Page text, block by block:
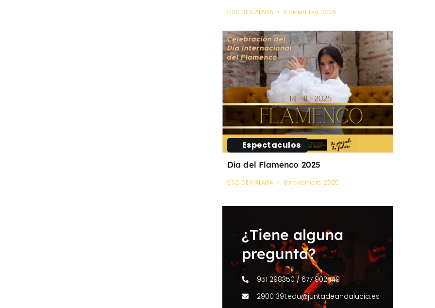
CSD DE MÁLAGA 5 diciembre, 2025
Espectaculos
Día del Flamenco 2025
CSD DE MÁLAGA 9 noviembre, 2025
¿Tiene alguna
pregunta?
951 298350 / 677 902 149
29001391.edu@juntadeandalucia.es